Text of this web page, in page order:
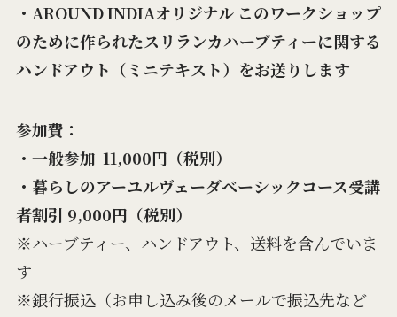
・AROUND INDIAオリジナル このワークショップ
のために作られたスリランカハーブティーに関する
ハンドアウト（ミニテキスト）をお送りします
参加費：
・一般参加 11,000円（税別）
・暮らしのアーユルヴェーダベーシックコース受講
者割引 9,000円（税別）
※ハーブティー、ハンドアウト、送料を含んでいま
す
※銀行振込（お申し込み後のメールで振込先など